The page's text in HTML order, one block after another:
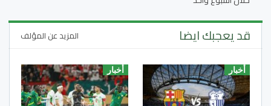
قد يعجبك ايضا المزيد عن المؤلف
أخبار أخبار